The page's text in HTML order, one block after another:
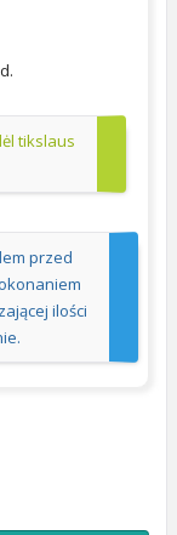
tikslaus
przed
ilości